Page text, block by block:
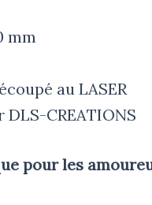
mm
au LASER
DLS-CREATIONS
pour les